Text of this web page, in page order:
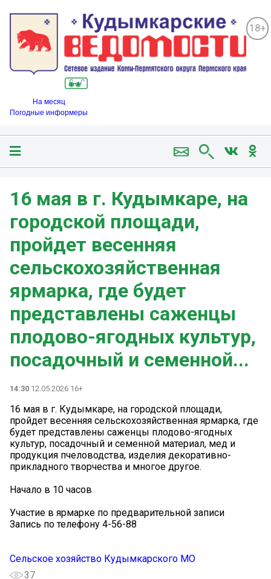
18+
На месяц
Погодные информеры
16 мая в г. Кудымкаре, на
городской площади,
пройдет весенняя
сельскохозяйственная
ярмарка, где будет
представлены саженцы
плодово-ягодных культур,
посадочный и семенной...
14:30 12.05.2026 16+
16 мая в г. Кудымкаре, на городской площади,
пройдет весенняя сельскохозяйственная ярмарка, где
будет представлены саженцы плодово-ягодных
культур, посадочный и семенной материал, мед и
продукция пчеловодства, изделия декоративно-
прикладного творчества и многое другое.
Начало в 10 часов
Участие в ярмарке по предварительной записи
Запись по телефону 4-56-88
Сельское хозяйство Кудымкарского МО
37